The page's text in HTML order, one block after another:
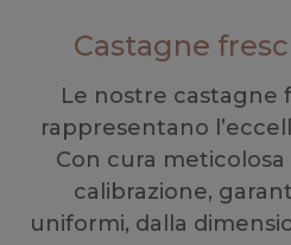
Castagne
Le nostre castagne
rappresentano
Con cura
calibrazione,
uniformi, dalla